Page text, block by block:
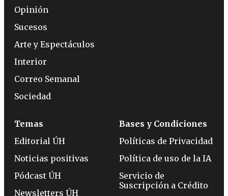
Opinión
Sucesos
Arte y Espectáculos
Interior
Correo Semanal
Sociedad
Temas
Editorial ÚH
Noticias positivas
Pódcast ÚH
Newsletters ÚH
Bases y Condiciones
Políticas de Privacidad
Política de uso de la IA
Servicio de
Suscripción a Crédito